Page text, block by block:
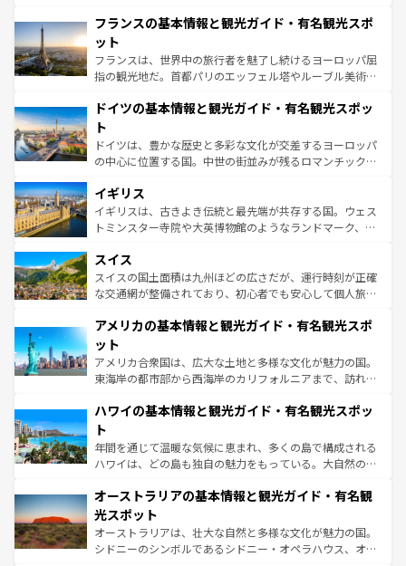
なお、新着のイタリア情報はコンテンツ一覧を参照してほ
しい。
文化が根付くこの国では、情熱的なフラメンコ、熱気あふ
れる闘牛、そして美味しいタパスが生活の一部となってい
る。首都マドリードの洗練された雰囲気や、バルセロナの
アートに溢れた街角から、地方では古代ローマ遺跡や中世
せる。地方によって風土や気候が異なるスペインはその個
ンテンツ一覧 を参照してほしい。
フランスの基本情報と観光ガイド・有名観光スポ
ット
フランスは、世界中の旅行者を魅了し続けるヨーロッパ屈
指の観光地だ。首都パリのエッフェル塔やルーブル美術館
で、幅広い魅力が詰まっている。華麗な宮殿、歴史的な大
聖堂、美しいビーチ、そして豊かな自然が、訪れる者を心
から魅了する。また、フランスは美食の国としても知ら
れ、フランス料理はユネスコ無形文化遺産にも登録されて
香り高いラベンダー畑など、多彩な楽しみ方が可能だ。さ
らに、パリ以外の地域にも魅力が溢れており、どの街角に
も豊かな歴史と文化が息づいている。パリ以外の個性あふ
を参照してほしい。
ドイツの基本情報と観光ガイド・有名観光スポッ
ト
ドイツは、豊かな歴史と多彩な文化が交差するヨーロッパ
の中心に位置する国。中世の街並みが残るロマンチック街
顔を持つこの国は、どこを歩いても飽きることがない。ベ
ルリンの文化的活気、バイエルン州のアルプスの絶景、そ
してライン川沿いのワイン畑といった風景は必見。ビール
は、お酒好きな人にはぜひ体験してほしい。 なお、新着の
ドイツ情報はコンテンツ一覧を参照してほしい。
イギリス
イギリスは、古きよき伝統と最先端が共存する国。ウェス
トミンスター寺院や大英博物館のようなランドマーク、歴
リアごとに異なる魅力がある。また、優雅なアフタヌーン
ティー、ビール好きにはたまらない英国パブ、サッカー観
戦など、本場だからこそできる体験も豊富。イギリスを旅
ンツ一覧を参照してほしい。
スイス
スイスの国土面積は九州ほどの広さだが、運行時刻が正確
な交通網が整備されており、初心者でも安心して個人旅行
の建物がそのまま残る町や、スイスならではのユニークな
博物館もあり、アルプス観光だけでなく町歩きも満喫する
ことができる。国民の所得が高いため物価も高いが、旅行
者向けの交通パス提供のサービスもあり、うまく活用すれ
着のスイス情報はコンテンツ一覧を参照してほしい。
アメリカの基本情報と観光ガイド・有名観光スポ
ット
アメリカ合衆国は、広大な土地と多様な文化が魅力の国。
東海岸の都市部から西海岸のカリフォルニアまで、訪れる
のような巨大都市は、観光、ショッピング、エンターテイ
ンメントが詰まった刺激的なスポットだ。一方、アメリカ
西部には大自然が広がり、グランドキャニオンやイエロー
ストーン国立公園といった絶景が堪能できる。さらに、南
文化が魅力。旅行者はアメリカの各地域で異なる魅力を楽
しみながら、その多様性と豊かな歴史を感じることができ
るだろう。車でのロードトリップや列車の旅も、アメリカ
ならではの贅沢な旅のスタイルだ。 なお、新着のアメリカ
情報は コンテンツ一覧 を参照してほしい。
ハワイの基本情報と観光ガイド・有名観光スポッ
ト
年間を通じて温暖な気候に恵まれ、多くの島で構成される
ハワイは、どの島も独自の魅力をもっている。大自然の神
ワイ島は見逃せない。また、定番の観光地といえばオアフ
島だが、静かな自然を求めるならマウイ島やカウアイ島が
おすすめ。エメラルドグリーンに輝く海をはじめ、豊かな
文化や歴史が息づいている。「アロハスピリット」と呼ば
オーストラリアの基本情報と観光ガイド・有名観
光スポット
オーストラリアは、壮大な自然と多様な文化が魅力の国。
シドニーのシンボルであるシドニー・オペラハウス、オー